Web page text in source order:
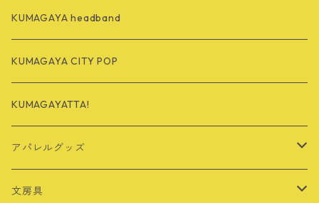
KUMAGAYA headband
KUMAGAYA CITY POP
KUMAGAYATTA!
アパレルグッズ
Tシャツ
文房具